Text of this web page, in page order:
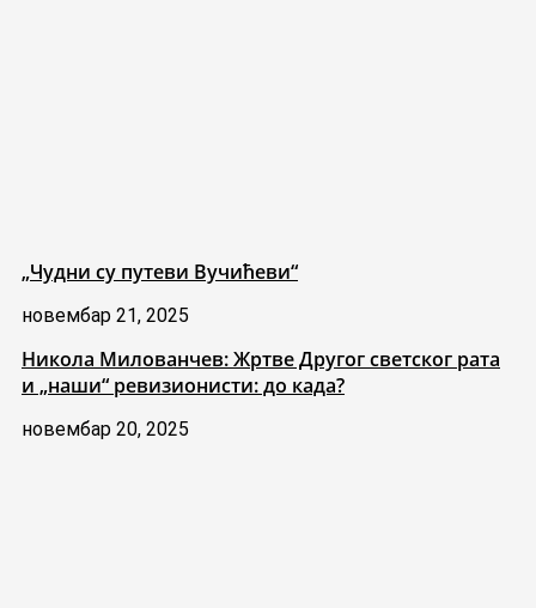
„Чудни су путеви Вучићеви“
новембар 21, 2025
Никола Милованчев: Жртве Другог светског рата
и „наши“ ревизионисти: до када?
новембар 20, 2025